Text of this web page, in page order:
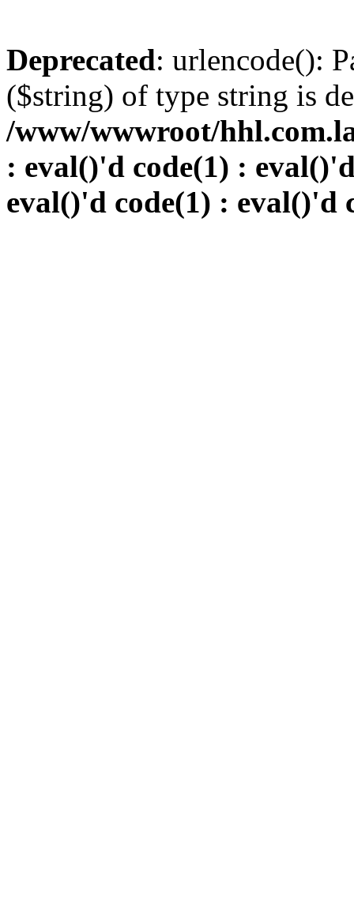
Deprecated: urlencode():
($string) of type string is
/www/wwwroot/
: eval()'d code(1) :
eval()'d code(1) : eval()'d